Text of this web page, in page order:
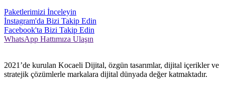
Paketlerimizi İnceleyin
İnstagram'da Bizi Takip Edin
Facebook'ta Bizi Takip Edin
WhatsApp Hattımıza Ulaşın
2021’de kurulan Kocaeli Dijital, özgün tasarımlar, dijital içerikler ve
stratejik çözümlerle markalara dijital dünyada değer katmaktadır.